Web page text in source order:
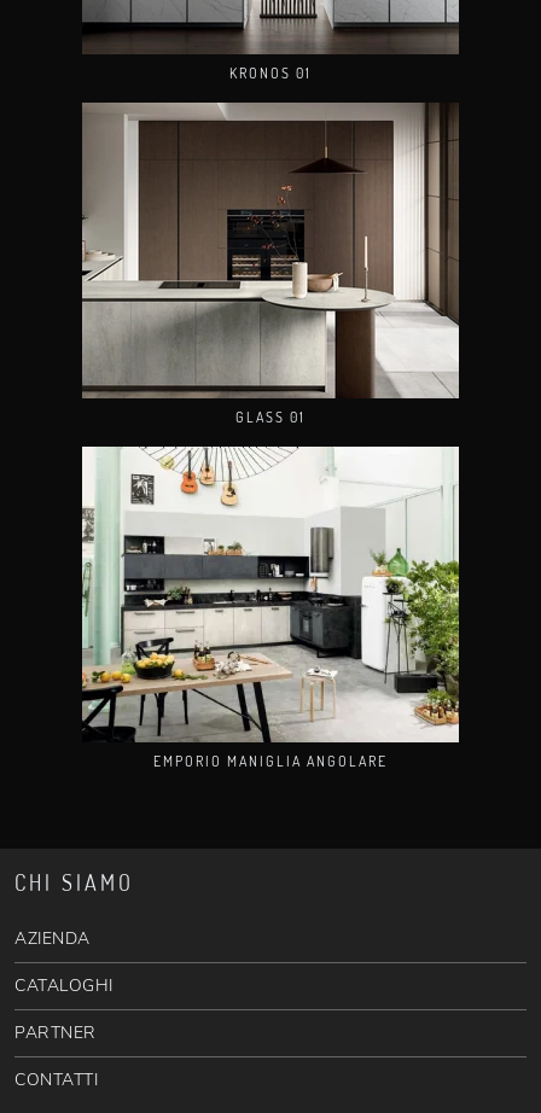
KRONOS 01
GLASS 01
EMPORIO MANIGLIA ANGOLARE
CHI SIAMO
AZIENDA
CATALOGHI
PARTNER
CONTATTI